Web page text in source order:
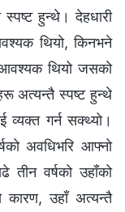
हुन्थे। देहधारी
थियो, किनभने
आवश्यक थियो जसको
अत्यन्तै स्पष्ट हुन्थे
व्यक्त गर्न सक्थ्यो।
अवधिभरि आफ्नो
तीन वर्षको उहाँको
कारण, उहाँ अत्यन्तै